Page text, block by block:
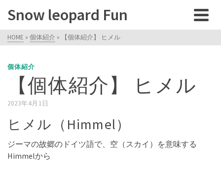
Snow leopard Fun
HOME » 個体紹介 » 【個体紹介】 ヒメル
個体紹介
【個体紹介】 ヒメル
2023年4月1日
ヒメル（Himmel）
ジーマの故郷のドイツ語で、空（スカイ）を意味する
Himmelから